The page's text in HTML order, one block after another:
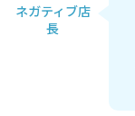
ネガティブ店
長